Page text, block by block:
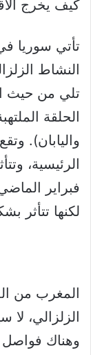
كيف يخرج
تأتي سوريا
النشاط
تلي من حيث
الحلقة
واليابان).
فبراير
لكنها تتأثر
المغرب من
الزلزالي،
وهناك فواصل